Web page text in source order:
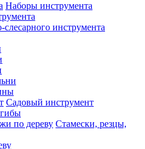
Наборы инструмента
инструмента
Садовый инструмент
Стамески, резцы,